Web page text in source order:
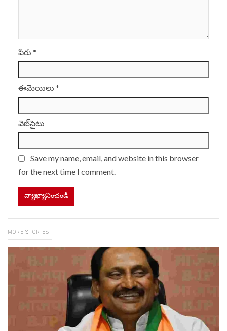
పేరు *
ఈమెయిలు *
వెబ్‌సైటు
Save my name, email, and website in this browser
for the next time I comment.
MORE STORIES